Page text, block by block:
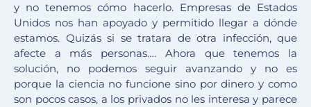
y no tenemos cómo hacerlo. Empresas de Estados
Unidos nos han apoyado y permitido llegar a dónde
estamos. Quizás si se tratara de otra infección, que
afecte a más personas…. Ahora que tenemos la
solución, no podemos seguir avanzando y no es
porque la ciencia no funcione sino por dinero y como
son pocos casos, a los privados no les interesa y parece